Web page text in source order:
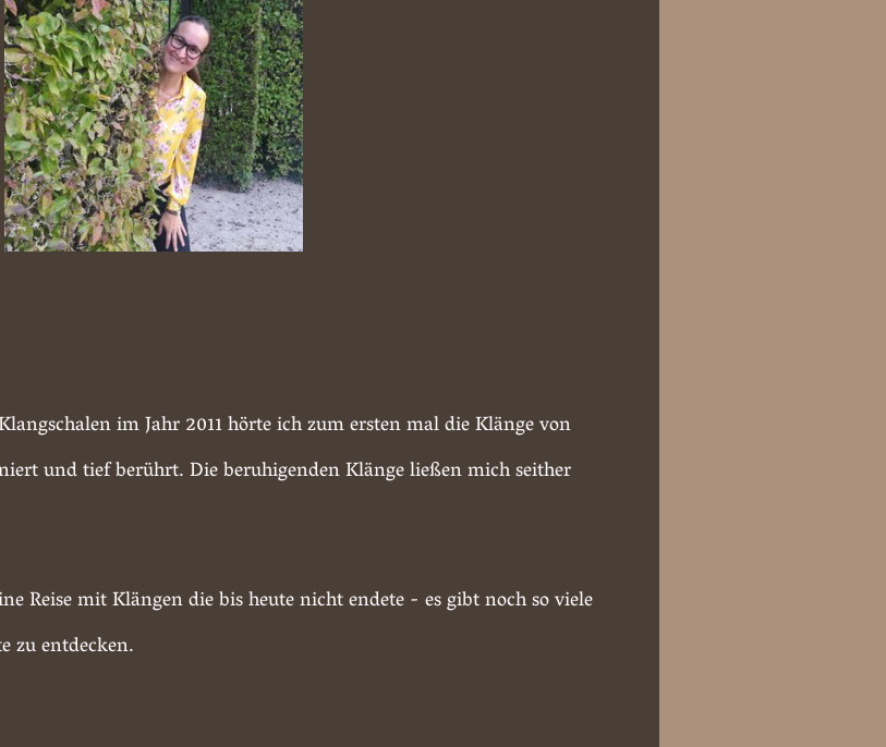
im Jahr 2011 hörte ich zum ersten mal die Klänge von
und tief berührt. Die beruhigenden Klänge ließen mich seither
Reise mit Klängen die bis heute nicht endete - es gibt noch so viele
zu entdecken.